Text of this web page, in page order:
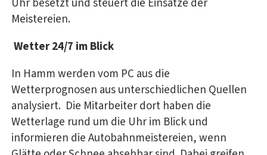
Meistereien.
Wetter 24/7 im Blick
In Hamm werden vom PC aus die
Wetterprognosen aus unterschiedlichen Quellen
analysiert. Die Mitarbeiter dort haben die
Wetterlage rund um die Uhr im Blick und
informieren die Autobahnmeistereien, wenn